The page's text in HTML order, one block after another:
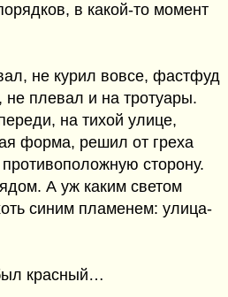
в какой-то момент
не курил вовсе, фастфуд
не плевал и на тротуары.
на тихой улице,
форма, решил от греха
сторону.
А уж каким светом
синим пламенем: улица-
красный…